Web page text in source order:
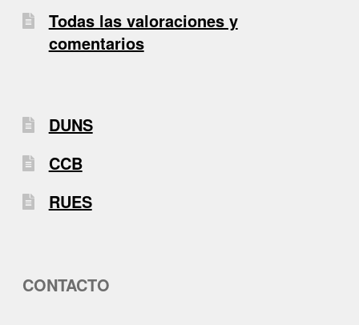
Todas las valoraciones y
comentarios
DUNS
CCB
RUES
CONTACTO